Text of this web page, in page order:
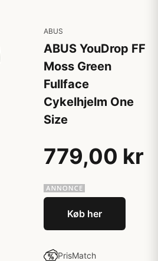
ABUS
ABUS YouDrop FF
Moss Green
Fullface
Cykelhjelm One
Size
779,00 kr
Køb her
PrisMatch